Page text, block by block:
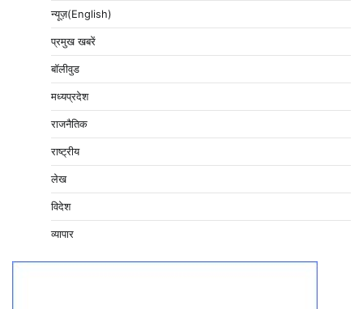
न्यूज़(English)
प्रमुख खबरें
बॉलीवुड
मध्यप्रदेश
राजनैतिक
राष्ट्रीय
लेख
विदेश
व्यापार